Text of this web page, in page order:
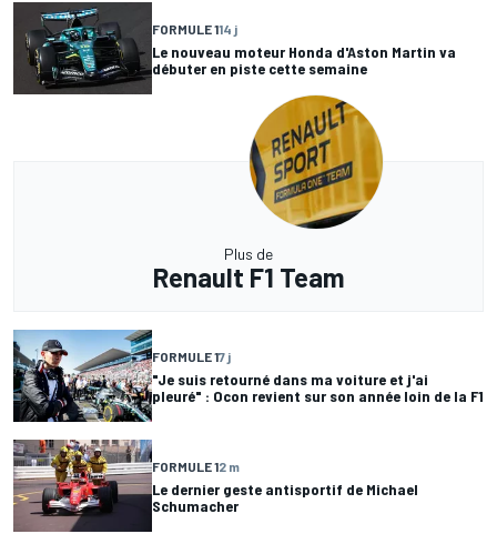
FORMULE 114 j
Le nouveau moteur Honda d'Aston Martin va
débuter en piste cette semaine
Plus de
Renault F1 Team
FORMULE 17 j
"Je suis retourné dans ma voiture et j'ai
pleuré" : Ocon revient sur son année loin de la F1
FORMULE 12 m
Le dernier geste antisportif de Michael
Schumacher